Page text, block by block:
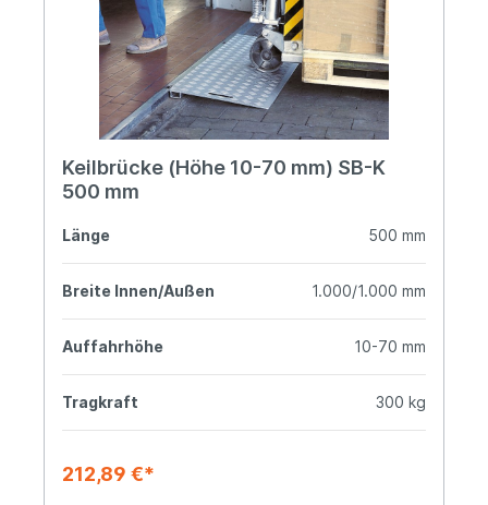
Keilbrücke (Höhe 10-70 mm) SB-K
500 mm
Länge 500 mm
Breite Innen/Außen 1.000/1.000 mm
Auffahrhöhe 10-70 mm
Tragkraft 300 kg
212,89 €*